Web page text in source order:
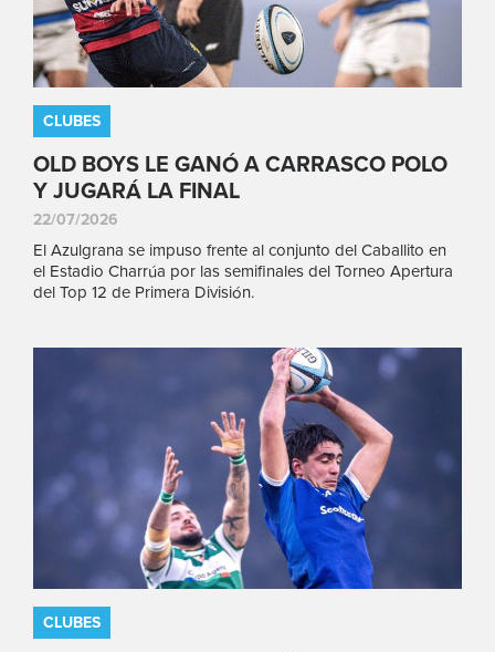
CLUBES
OLD BOYS LE GANÓ A CARRASCO POLO
Y JUGARÁ LA FINAL
22/07/2026
El Azulgrana se impuso frente al conjunto del Caballito en
el Estadio Charrúa por las semifinales del Torneo Apertura
del Top 12 de Primera División.
CLUBES